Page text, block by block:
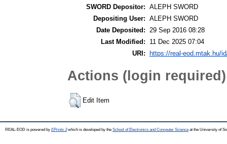
SWORD Depositor: ALEPH SWORD
Depositing User: ALEPH SWORD
Date Deposited: 29 Sep 2016 08:28
Last Modified:
11 Dec 2025 07:04
URI:
https://real-eod.mtak.hu/
Actions (login required)
Edit Item
REAL-EOD is powered by EPrints 3which is developed by the School of Electronics and Computer Science at the University of